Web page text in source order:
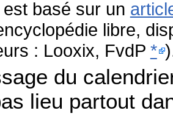
basé sur un
libre,
: Looxix, FvdP *
du
lieu partout